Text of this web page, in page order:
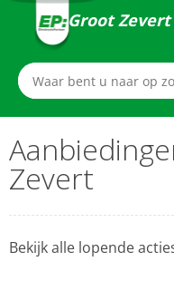
Groot Zevert
Zevert
Bekijk alle lopende